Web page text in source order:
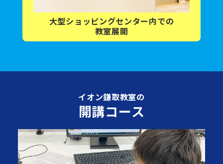
大型ショッピングセンター内での
教室展開
イオン鎌取教室の
開講コース